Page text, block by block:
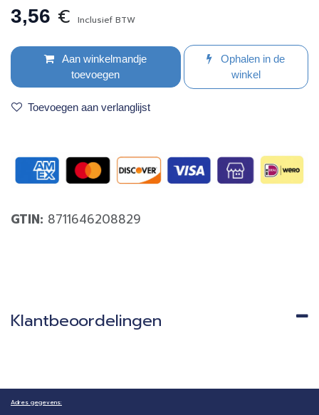
3,56 € Inclusief BTW
Aan winkelmandje
toevoegen
Ophalen in de
winkel
Toevoegen aan verlanglijst
GTIN: 8711646208829
Klantbeoordelingen
Adres gegevens: